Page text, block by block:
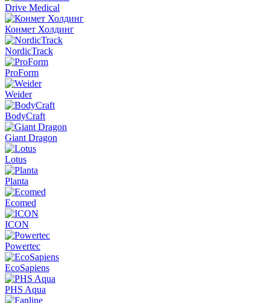
Drive Medical
Конмет Холдинг
NordicTrack
ProForm
Weider
BodyCraft
Giant Dragon
Lotus
Planta
Ecomed
ICON
Powertec
EcoSapiens
PHS Aqua